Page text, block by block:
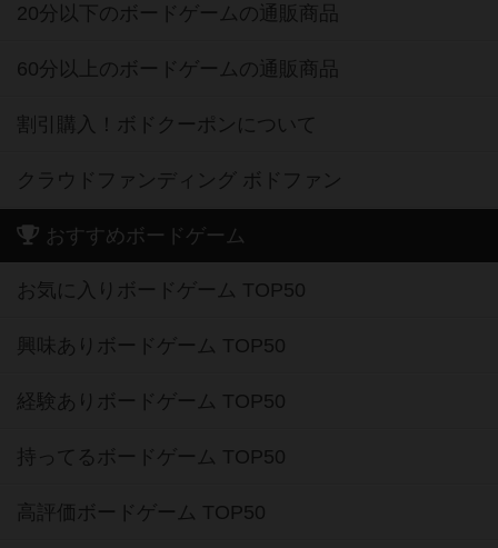
20分以下のボードゲームの通販商品
60分以上のボードゲームの通販商品
割引購入！ボドクーポンについて
クラウドファンディング ボドファン
おすすめボードゲーム
お気に入りボードゲーム TOP50
興味ありボードゲーム TOP50
経験ありボードゲーム TOP50
持ってるボードゲーム TOP50
高評価ボードゲーム TOP50